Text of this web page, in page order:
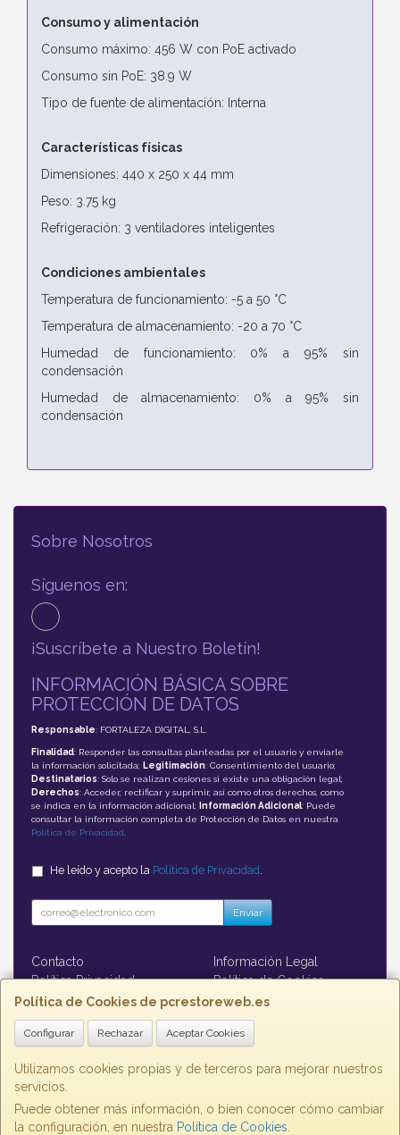
Consumo y alimentación
Consumo máximo: 456 W con PoE activado
Consumo sin PoE: 38.9 W
Tipo de fuente de alimentación: Interna
Características físicas
Dimensiones: 440 x 250 x 44 mm
Peso: 3.75 kg
Refrigeración: 3 ventiladores inteligentes
Condiciones ambientales
Temperatura de funcionamiento: -5 a 50 °C
Temperatura de almacenamiento: -20 a 70 °C
Humedad de funcionamiento: 0% a 95% sin
condensación
Humedad de almacenamiento: 0% a 95% sin
condensación
Política de Cookies de pcrestoreweb.es
Configurar Rechazar Aceptar Cookies
Utilizamos cookies propias y de terceros para mejorar nuestros
servicios.
Puede obtener más información, o bien conocer cómo cambiar
la configuración, en nuestra Política de Cookies
Sobre Nosotros
Síguenos en:
¡Suscríbete a Nuestro Boletín!
INFORMACIÓN BÁSICA SOBRE
PROTECCIÓN DE DATOS
Responsable: FORTALEZA DIGITAL, S.L.
Finalidad: Responder las consultas planteadas por el usuario y enviarle
la información solicitada; Legitimación: Consentimiento del usuario;
Destinatarios: Solo se realizan cesiones si existe una obligación legal;
Derechos: Acceder, rectificar y suprimir, así como otros derechos, como
se indica en la información adicional;
Información Adicional: Puede
consultar la información completa de Protección de Datos en nuestra
Política de Privacidad
He leído y acepto la Política de Privacidad
Enviar
Contacto
Información Legal
Política Privacidad
Política de Cookies
Formas de Pago
Contacto
contacto@pcrestoreweb.es
, , , , España. - C.I.F.: B73860793 - Tfno: